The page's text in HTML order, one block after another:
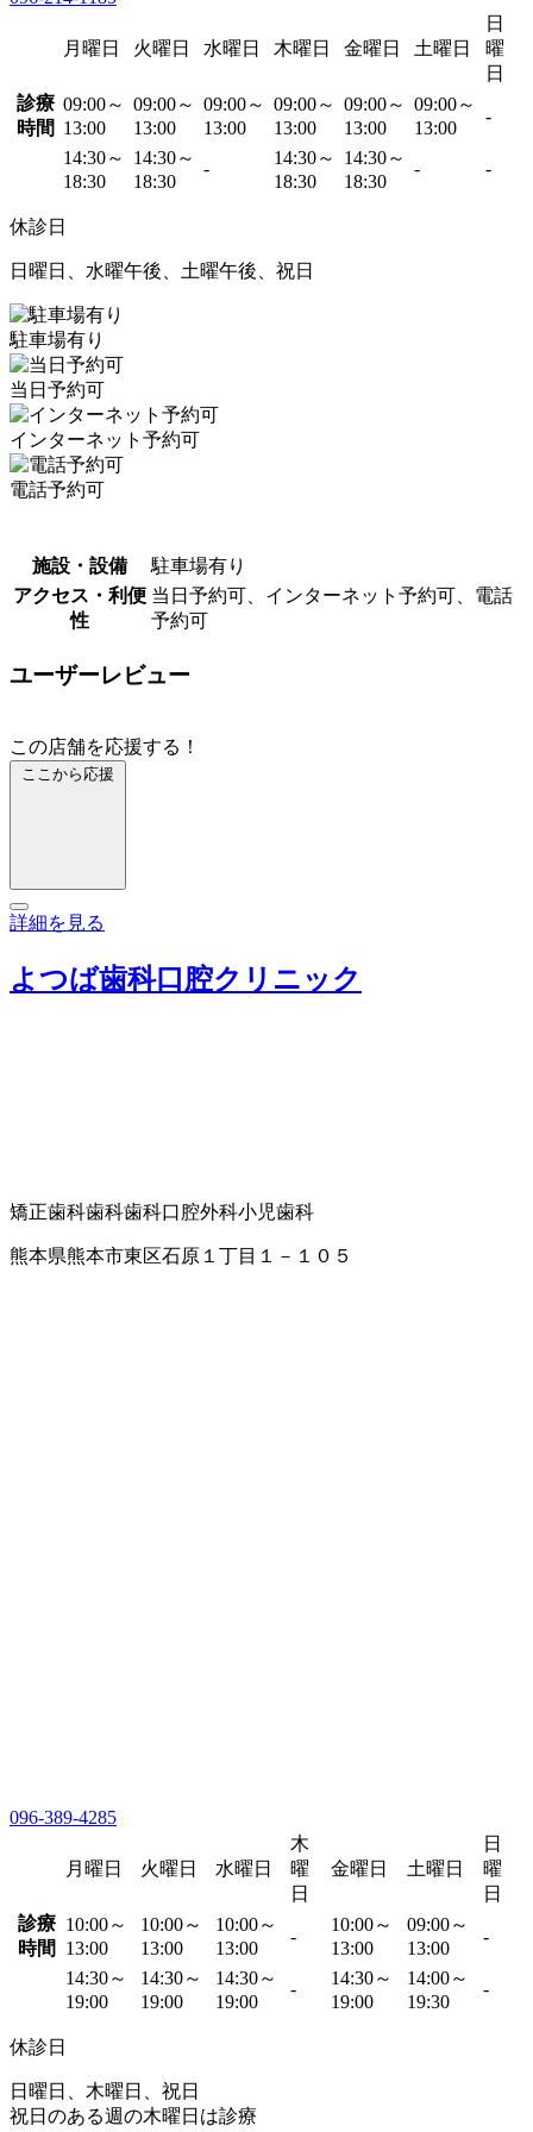
月曜日 火曜日 水曜日 木曜日 金曜日 土曜日
日
曜
日
診療
時間
09:00～
13:00
09:00～
13:00
09:00～
13:00
09:00～
13:00
09:00～
13:00
09:00～
13:00
-
14:30～
18:30
14:30～
18:30
-
14:30～
18:30
14:30～
18:30
- -
休診日
日曜日、水曜午後、土曜午後、祝日
駐車場有り
当日予約可
インターネット予約可
電話予約可
施設・設備
駐車場有り
アクセス・利便
性
当日予約可、インターネット予約可、電話
予約可
ユーザーレビュー
この店舗を応援する！
ここから応援
詳細を見る
よつば歯科口腔クリニック
矯正歯科歯科歯科口腔外科小児歯科
熊本県熊本市東区石原１丁目１－１０５
096-389-4285
月曜日 火曜日 水曜日
木
曜
日
金曜日 土曜日
日
曜
日
診療
時間
10:00～
13:00
10:00～
13:00
10:00～
13:00
-
10:00～
13:00
09:00～
13:00
-
14:30～
19:00
14:30～
19:00
14:30～
19:00
-
14:30～
19:00
14:00～
19:30
-
休診日
日曜日、木曜日、祝日
祝日のある週の木曜日は診療